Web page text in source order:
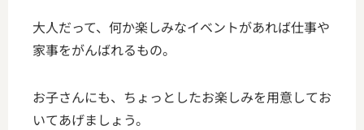
大人だって、何か楽しみなイベントがあれば仕事や
家事をがんばれるもの。
お子さんにも、ちょっとしたお楽しみを用意してお
いてあげましょう。